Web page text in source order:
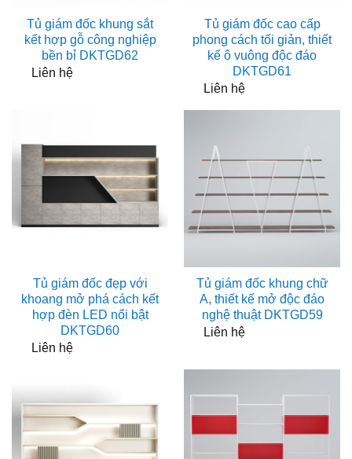
Tủ giám đốc khung sắt
kết hợp gỗ công nghiệp
bền bỉ DKTGD62
Liên hệ
Tủ giám đốc cao cấp
phong cách tối giản, thiết
kế ô vuông độc đáo
DKTGD61
Liên hệ
Tủ giám đốc đẹp với
khoang mở phá cách kết
hợp đèn LED nổi bật
DKTGD60
Liên hệ
Tủ giám đốc khung chữ
A, thiết kế mở độc đáo
nghệ thuật DKTGD59
Liên hệ